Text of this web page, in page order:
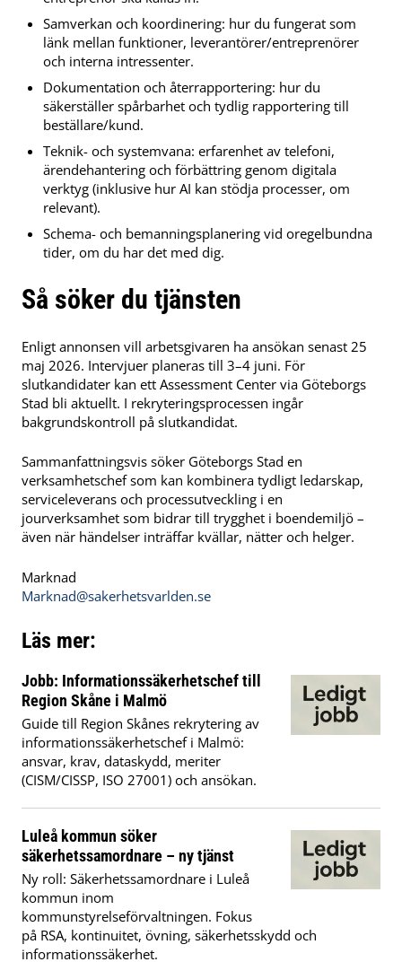
Samverkan och koordinering: hur du fungerat som
länk mellan funktioner, leverantörer/entreprenörer
och interna intressenter.
Dokumentation och återrapportering: hur du
säkerställer spårbarhet och tydlig rapportering till
beställare/kund.
Teknik- och systemvana: erfarenhet av telefoni,
ärendehantering och förbättring genom digitala
verktyg (inklusive hur AI kan stödja processer, om
relevant).
Schema- och bemanningsplanering vid oregelbundna
tider, om du har det med dig.
Så söker du tjänsten
Enligt annonsen vill arbetsgivaren ha ansökan senast 25
maj 2026. Intervjuer planeras till 3–4 juni. För
slutkandidater kan ett Assessment Center via Göteborgs
Stad bli aktuellt. I rekryteringsprocessen ingår
bakgrundskontroll på slutkandidat.
Sammanfattningsvis söker Göteborgs Stad en
verksamhetschef som kan kombinera tydligt ledarskap,
serviceleverans och processutveckling i en
jourverksamhet som bidrar till trygghet i boendemiljö –
även när händelser inträffar kvällar, nätter och helger.
Marknad
Marknad@sakerhetsvarlden.se
Läs mer:
Jobb: Informationssäkerhetschef till
Region Skåne i Malmö
Guide till Region Skånes rekrytering av
informationssäkerhetschef i Malmö:
ansvar, krav, dataskydd, meriter
(CISM/CISSP, ISO 27001) och ansökan.
Luleå kommun söker
säkerhetssamordnare – ny tjänst
Ny roll: Säkerhetssamordnare i Luleå
kommun inom
kommunstyrelseförvaltningen. Fokus
på RSA, kontinuitet, övning, säkerhetsskydd och
informationssäkerhet.